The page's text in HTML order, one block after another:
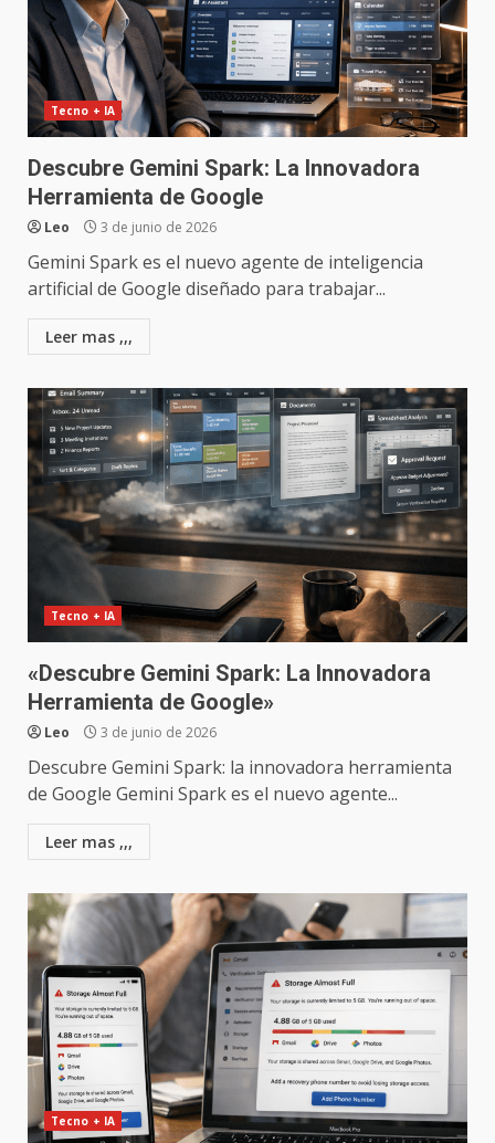
Tecno + IA
Descubre Gemini Spark: La Innovadora
Herramienta de Google
Leo 3 de junio de 2026
Gemini Spark es el nuevo agente de inteligencia
artificial de Google diseñado para trabajar...
Leer mas ,,,
Tecno + IA
«Descubre Gemini Spark: La Innovadora
Herramienta de Google»
Leo 3 de junio de 2026
Descubre Gemini Spark: la innovadora herramienta
de Google Gemini Spark es el nuevo agente...
Leer mas ,,,
Tecno + IA